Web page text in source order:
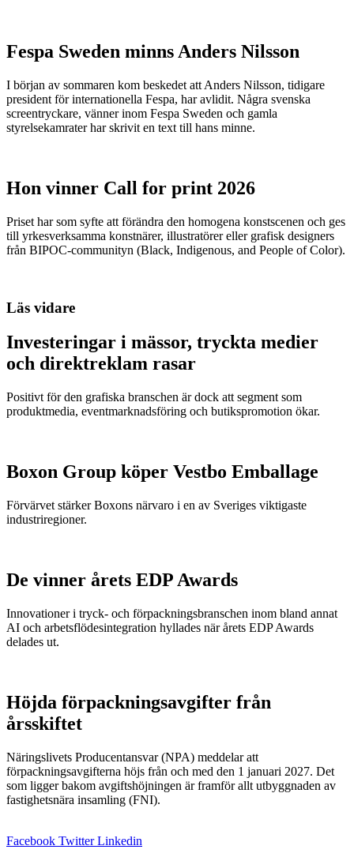
Fespa Sweden minns Anders Nilsson
I början av sommaren kom beskedet att Anders Nilsson, tidigare
president för internationella Fespa, har avlidit. Några svenska
screentryckare, vänner inom Fespa Sweden och gamla
styrelsekamrater har skrivit en text till hans minne.
Hon vinner Call for print 2026
Priset har som syfte att förändra den homogena konstscenen och ges
till yrkesverksamma konstnärer, illustratörer eller grafisk designers
från BIPOC-communityn (Black, Indigenous, and People of Color).
Läs vidare
Investeringar i mässor, tryckta medier
och direktreklam rasar
Positivt för den grafiska branschen är dock att segment som
produktmedia, eventmarknadsföring och butikspromotion ökar.
Boxon Group köper Vestbo Emballage
Förvärvet stärker Boxons närvaro i en av Sveriges viktigaste
industriregioner.
De vinner årets EDP Awards
Innovationer i tryck- och förpackningsbranschen inom bland annat
AI och arbetsflödesintegration hyllades när årets EDP Awards
delades ut.
Höjda förpackningsavgifter från
årsskiftet
Näringslivets Producentansvar (NPA) meddelar att
förpackningsavgifterna höjs från och med den 1 januari 2027. Det
som ligger bakom avgiftshöjningen är framför allt utbyggnaden av
fastighetsnära insamling (FNI).
Facebook Twitter Linkedin